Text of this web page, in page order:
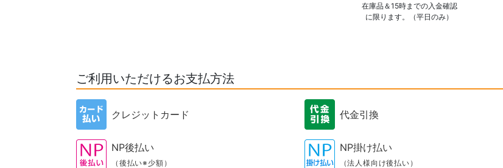
在庫品＆15時までの入金確認
に限ります。（平日のみ）
ご利用いただけるお支払方法
クレジットカード 代金引換
NP後払い
（後払い※少額）
NP掛け払い
（法人様向け後払い）